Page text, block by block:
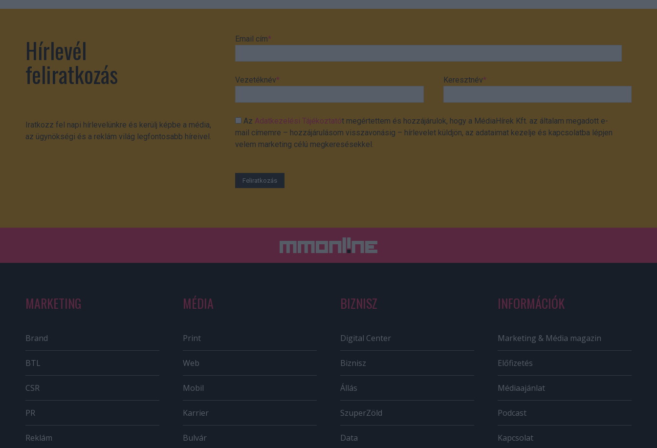
Hírlevél
feliratkozás
Iratkozz fel napi hírlevelünkre és kerülj képbe a média,
az ügynökségi és a reklám világ legfontosabb híreivel.
Email cím*
Vezetéknév* Keresztnév*
Az Adatkezelési Tájékoztatót megértettem és hozzájárulok, hogy a MédiaHírek Kft. az általam megadott e-
mail címemre – hozzájárulásom visszavonásig – hírlevelet küldjön, az adataimat kezelje és kapcsolatba lépjen
velem marketing célú megkeresésekkel.
MARKETING
Brand
BTL
CSR
PR
Reklám
MÉDIA
Print
Web
Mobil
Karrier
Bulvár
BIZNISZ
Digital Center
Biznisz
Állás
SzuperZöld
Data
INFORMÁCIÓK
Marketing & Média magazin
Előfizetés
Médiaajánlat
Podcast
Kapcsolat